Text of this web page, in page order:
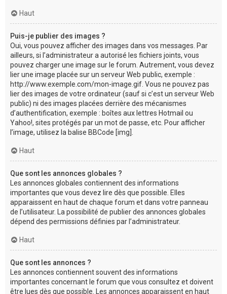
Haut
Puis-je publier des images ?
Oui, vous pouvez afficher des images dans vos messages. Par
ailleurs, si l’administrateur a autorisé les fichiers joints, vous
pouvez charger une image sur le forum. Autrement, vous devez
lier une image placée sur un serveur Web public, exemple :
http://www.exemple.com/mon-image.gif. Vous ne pouvez pas
lier des images de votre ordinateur (sauf si c’est un serveur Web
public) ni des images placées derrière des mécanismes
d’authentification, exemple : boîtes aux lettres Hotmail ou
Yahoo!, sites protégés par un mot de passe, etc. Pour afficher
l’image, utilisez la balise BBCode [img].
Haut
Que sont les annonces globales ?
Les annonces globales contiennent des informations
importantes que vous devez lire dès que possible. Elles
apparaissent en haut de chaque forum et dans votre panneau
de l’utilisateur. La possibilité de publier des annonces globales
dépend des permissions définies par l’administrateur.
Haut
Que sont les annonces ?
Les annonces contiennent souvent des informations
importantes concernant le forum que vous consultez et doivent
être lues dès que possible. Les annonces apparaissent en haut